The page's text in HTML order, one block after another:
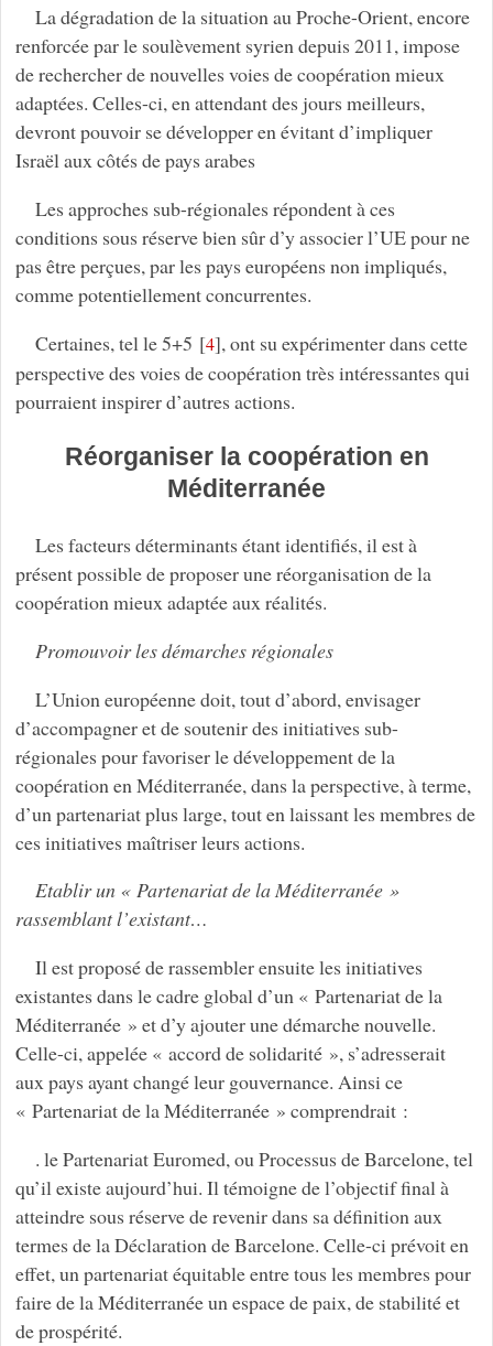
La dégradation de la situation au Proche-Orient, encore
renforcée par le soulèvement syrien depuis 2011, impose
de rechercher de nouvelles voies de coopération mieux
adaptées. Celles-ci, en attendant des jours meilleurs,
devront pouvoir se développer en évitant d’impliquer
Israël aux côtés de pays arabes
Les approches sub-régionales répondent à ces
conditions sous réserve bien sûr d’y associer l’UE pour ne
pas être perçues, par les pays européens non impliqués,
comme potentiellement concurrentes.
Certaines, tel le 5+5 [4], ont su expérimenter dans cette
perspective des voies de coopération très intéressantes qui
pourraient inspirer d’autres actions.
Réorganiser la coopération en
Méditerranée
Les facteurs déterminants étant identifiés, il est à
présent possible de proposer une réorganisation de la
coopération mieux adaptée aux réalités.
Promouvoir les démarches régionales
L’Union européenne doit, tout d’abord, envisager
d’accompagner et de soutenir des initiatives sub-
régionales pour favoriser le développement de la
coopération en Méditerranée, dans la perspective, à terme,
d’un partenariat plus large, tout en laissant les membres de
ces initiatives maîtriser leurs actions.
Etablir un « Partenariat de la Méditerranée »
rassemblant l’existant…
Il est proposé de rassembler ensuite les initiatives
existantes dans le cadre global d’un « Partenariat de la
Méditerranée » et d’y ajouter une démarche nouvelle.
Celle-ci, appelée « accord de solidarité », s’adresserait
aux pays ayant changé leur gouvernance. Ainsi ce
« Partenariat de la Méditerranée » comprendrait :
. le Partenariat Euromed, ou Processus de Barcelone, tel
qu’il existe aujourd’hui. Il témoigne de l’objectif final à
atteindre sous réserve de revenir dans sa définition aux
termes de la Déclaration de Barcelone. Celle-ci prévoit en
effet, un partenariat équitable entre tous les membres pour
faire de la Méditerranée un espace de paix, de stabilité et
de prospérité.